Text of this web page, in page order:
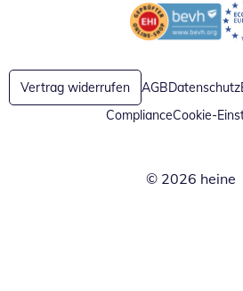
Öffnet in neuem
Vertrag widerrufen AGBDatenschutz
ComplianceCookie-
© 2026 heine